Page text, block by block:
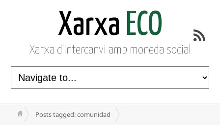
Xarxa ECO
Xarxa d'intercanvi amb moneda social
Posts tagged: comunidad